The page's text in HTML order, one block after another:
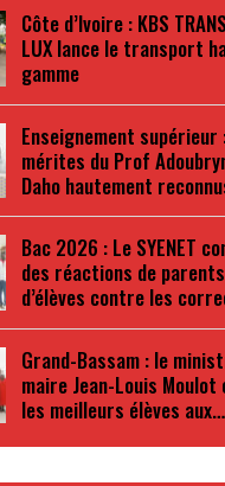
Côte d’Ivoire : KBS
LUX lance le transport
gamme
Enseignement supérieur
mérites du Prof
Daho hautement
Bac 2026 : Le SYENET
des réactions de parents
d’élèves contre les
Grand-Bassam : le
maire Jean-Louis Moulot
les meilleurs élèves aux…